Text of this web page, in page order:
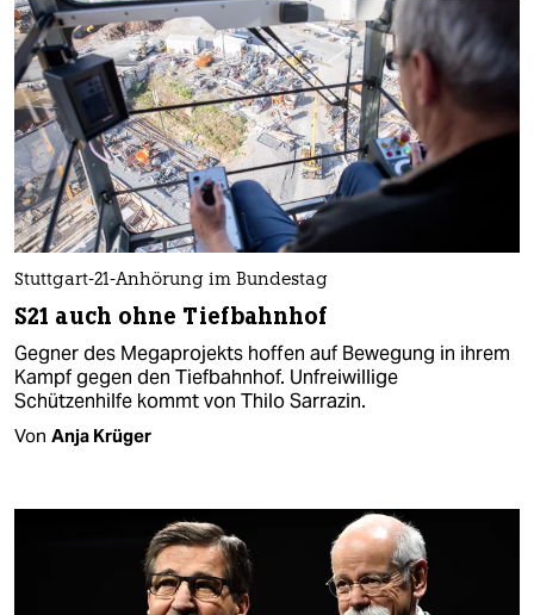
Stuttgart-21-Anhörung im Bundestag
S21 auch ohne Tiefbahnhof
Gegner des Megaprojekts hoffen auf Bewegung in ihrem
Kampf gegen den Tiefbahnhof. Unfreiwillige
Schützenhilfe kommt von Thilo Sarrazin.
Von Anja Krüger